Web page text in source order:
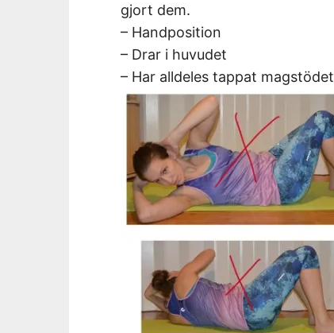
gjort dem.
– Handposition
– Drar i huvudet
– Har alldeles tappat magstödet